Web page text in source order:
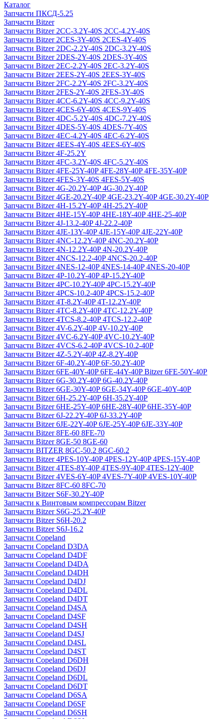
Каталог
Запчасти ПКСД-5.25
Запчасти Bitzer
Запчасти Bitzer 2CC-3.2Y-40S 2CC-4.2Y-40S
Запчасти Bitzer 2CES-3Y-40S 2CES-4Y-40S
Запчасти Bitzer 2DC-2.2Y-40S 2DC-3.2Y-40S
Запчасти Bitzer 2DES-2Y-40S 2DES-3Y-40S
Запчасти Bitzer 2EC-2.2Y-40S 2EC-3.2Y-40S
Запчасти Bitzer 2EES-2Y-40S 2EES-3Y-40S
Запчасти Bitzer 2FC-2.2Y-40S 2FC-3.2Y-40S
Запчасти Bitzer 2FES-2Y-40S 2FES-3Y-40S
Запчасти Bitzer 4CC-6.2Y-40S 4CC-9.2Y-40S
Запчасти Bitzer 4CES-6Y-40S 4CES-9Y-40S
Запчасти Bitzer 4DC-5.2Y-40S 4DC-7.2Y-40S
Запчасти Bitzer 4DES-5Y-40S 4DES-7Y-40S
Запчасти Bitzer 4EC-4.2Y-40S 4EC-6.2Y-40S
Запчасти Bitzer 4EES-4Y-40S 4EES-6Y-40S
Запчасти Bitzer 4F-25.2Y
Запчасти Bitzer 4FC-3.2Y-40S 4FC-5.2Y-40S
Запчасти Bitzer 4FE-25Y-40P 4FE-28Y-40P 4FE-35Y-40P
Запчасти Bitzer 4FES-3Y-40S 4FES-5Y-40S
Запчасти Bitzer 4G-20.2Y-40P 4G-30.2Y-40P
Запчасти Bitzer 4GE-20.2Y-40P 4GE-23.2Y-40P 4GE-30.2Y-40P
Запчасти Bitzer 4H-15.2Y-40P 4H-25.2Y-40P
Запчасти Bitzer 4HE-15Y-40P 4HE-18Y-40P 4HE-25-40P
Запчасти Bitzer 4J‐13.2-40P 4J‐22.2-40P
Запчасти Bitzer 4JE-13Y-40P 4JE-15Y-40P 4JE-22Y-40P
Запчасти Bitzer 4NC-12.2Y-40P 4NC-20.2Y-40P
Запчасти Bitzer 4N-12.2Y-40P 4N-20.2Y-40P
Запчасти Bitzer 4NCS-12.2-40P 4NCS-20.2-40P
Запчасти Bitzer 4NES-12-40P 4NES-14-40P 4NES-20-40P
Запчасти Bitzer 4P-10.2Y-40P 4P-15.2Y-40P
Запчасти Bitzer 4PC-10.2Y-40P 4PC-15.2Y-40P
Запчасти Bitzer 4PCS-10.2-40P 4PCS-15.2-40P
Запчасти Bitzer 4T-8.2Y-40P 4T-12.2Y-40P
Запчасти Bitzer 4TC-8.2Y-40P 4TC-12.2Y-40P
Запчасти Bitzer 4TCS-8.2-40P 4TCS-12.2-40P
Запчасти Bitzer 4V-6.2Y-40P 4V-10.2Y-40P
Запчасти Bitzer 4VC-6.2Y-40P 4VC-10.2Y-40P
Запчасти Bitzer 4VCS-6.2-40P 4VCS-10.2-40P
Запчасти Bitzer 4Z-5.2Y-40P 4Z-8.2Y-40P
Запчасти Bitzer 6F-40.2Y-40P 6F-50.2Y-40P
Запчасти Bitzer 6FE-40Y-40P 6FE-44Y-40P Bitzer 6FE-50Y-40P
Запчасти Bitzer 6G-30.2Y-40P 6G-40.2Y-40P
Запчасти Bitzer 6GE-30Y-40P 6GE-34Y-40P 6GE-40Y-40P
Запчасти Bitzer 6H-25.2Y-40P 6H-35.2Y-40P
Запчасти Bitzer 6HE-25Y-40P 6HE-28Y-40P 6HE-35Y-40P
Запчасти Bitzer 6J-22.2Y-40P 6J-33.2Y-40P
Запчасти Bitzer 6JE-22Y-40P 6JE-25Y-40P 6JE-33Y-40P
Запчасти Bitzer 8FE-60 8FE-70
Запчасти Bitzer 8GE-50 8GE-60
Запчасти BITZER 8GC-50.2 8GC-60.2
Запчасти Bitzer 4PES-10Y-40P 4PES-12Y-40P 4PES-15Y-40P
Запчасти Bitzer 4TES-8Y-40P 4TES-9Y-40P 4TES-12Y-40P
Запчасти Bitzer 4VES-6Y-40P 4VES-7Y-40P 4VES-10Y-40P
Запчасти Bitzer 8FC-60 8FC-70
Запчасти Bitzer S6F-30.2Y-40P
Запчасти к Винтовым компрессорам Bitzer
Запчасти Bitzer S6G-25.2Y-40P
Запчасти Bitzer S6H-20.2
Запчасти Bitzer S6J-16.2
Запчасти Copeland
Запчасти Copeland D3DA
Запчасти Copeland D4DF
Запчасти Copeland D4DA
Запчасти Copeland D4DH
Запчасти Copeland D4DJ
Запчасти Copeland D4DL
Запчасти Copeland D4DT
Запчасти Copeland D4SA
Запчасти Copeland D4SF
Запчасти Copeland D4SH
Запчасти Copeland D4SJ
Запчасти Copeland D4SL
Запчасти Copeland D4ST
Запчасти Copeland D6DH
Запчасти Copeland D6DJ
Запчасти Copeland D6DL
Запчасти Copeland D6DT
Запчасти Copeland D6SA
Запчасти Copeland D6SF
Запчасти Copeland D6SH